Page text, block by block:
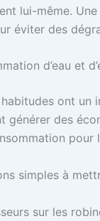
lui-même.
éviter des
d’eau et
ont un
générer des
pour
simples à
sur les